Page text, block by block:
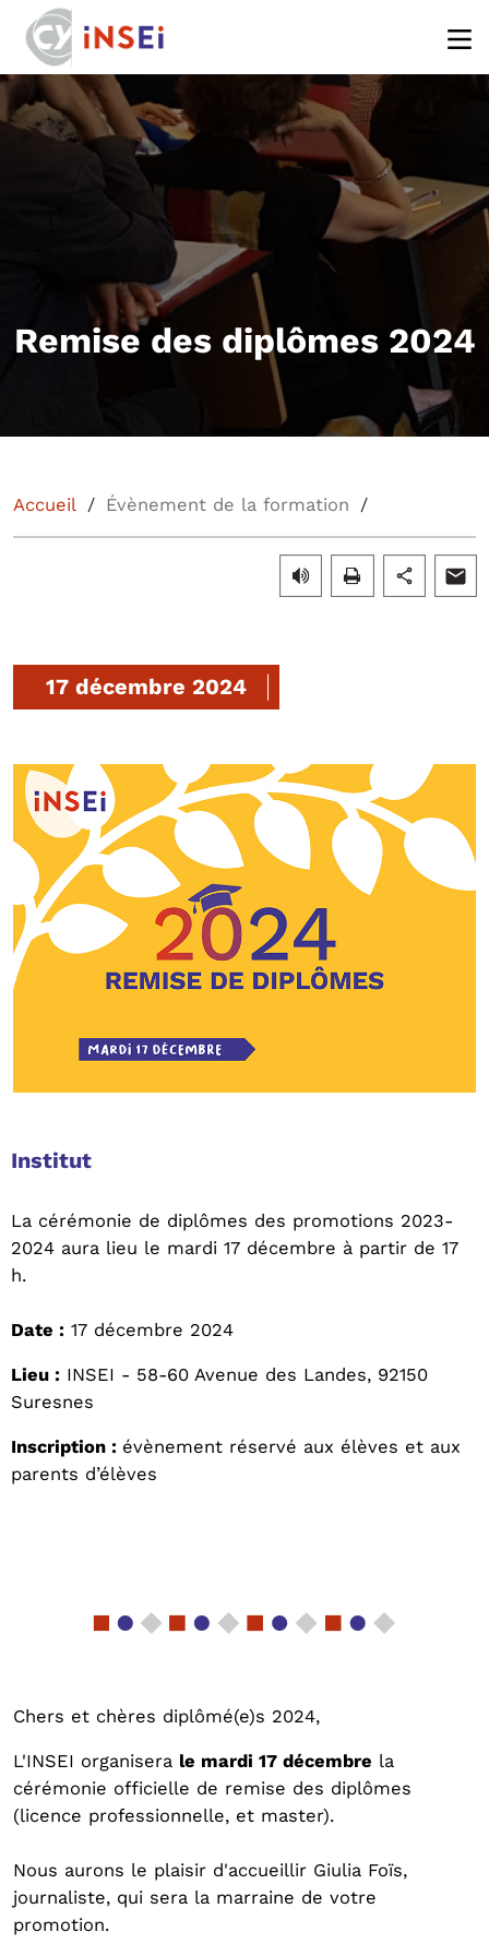
Remise des diplômes 2024
Accueil Évènement de la formation
17 décembre 2024
Institut
La cérémonie de diplômes des promotions 2023-
2024 aura lieu le mardi 17 décembre à partir de 17
h.
Date : 17 décembre 2024
Lieu : INSEI - 58-60 Avenue des Landes, 92150
Suresnes
Inscription : évènement réservé aux élèves et aux
parents d’élèves
Chers et chères diplômé(e)s 2024,
L'INSEI organisera le mardi 17 décembre la
cérémonie officielle de remise des diplômes
(licence professionnelle, et master).
Nous aurons le plaisir d'accueillir Giulia Foïs,
journaliste, qui sera la marraine de votre
promotion.